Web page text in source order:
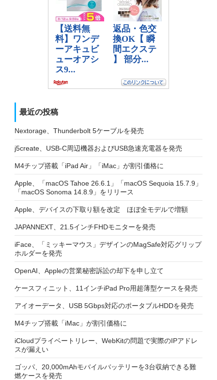
最近の投稿
Nextorage、Thunderbolt 5ケーブルを発売
j5create、USB-C周辺機器およびUSB急速充電器を発売
M4チップ搭載「iPad Air」「iMac」が割引価格に
Apple、「macOS Tahoe 26.6.1」「macOS Sequoia 15.7.9」
「macOS Sonoma 14.8.9」をリリース
Apple、デバイスの下取り額を改定 ほぼ全モデルで増額
JAPANNEXT、21.5インチFHDモニターを発売
iFace、「ミッキーマウス」デザインのMagSafe対応グリップ
ホルダーを発売
OpenAI、Appleの営業秘密訴訟の却下を申し立て
ケースフィニット、11インチiPad Pro用超薄型ケースを発売
アイオーデータ、USB 5Gbps対応のポータブルHDDを発売
M4チップ搭載「iMac」が割引価格に
iCloudプライベートリレー、WebKitの問題で実際のIPアドレ
スが漏えい
ゴッパ、20,000mAhモバイルバッテリーを3台収納できる難
燃ケースを発売